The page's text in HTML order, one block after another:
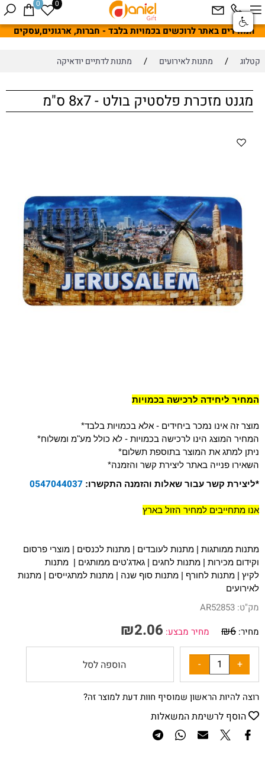
המחירים באתר לרוכשים בכמויות בלבד - חברות, ארגונים,עסקים
0 0
קטלוג / מתנות לאירועים / מתנות לדתיים יודאיקה
מגנט מזכרת פלסטיק בולט - 8x7 ס"מ
המחיר ליחידה לרכישה בכמויות
*מוצר זה אינו נמכר ביחידים - אלא בכמויות בלבד
*המחיר המוצג הינו לרכישה בכמויות - לא כולל מע"מ ומשלוח
*ניתן למתג את המוצר בתוספת תשלום
*השאירו פנייה באתר ליצירת קשר והזמנה
*ליצירת קשר עבור שאלות והזמנה התקשרו: 0547044037
אנו מתחייבים למחיר הזול בארץ
מתנות ממותגות | מתנות לעובדים | מתנות לכנסים | מוצרי פרסום
וקידום מכירות | מתנות לחגים | גאדג'טים ממותגים | מתנות
לקיץ | מתנות לחורף | מתנות סוף שנה | מתנות למתגייסים | מתנות
לאירועים
מק"ט: AR52853
מחיר:
₪6 מחיר מבצע: ₪2.06
הוספה לסל
רוצה להיות הראשון שמוסיף חוות דעת למוצר זה?
הוסף לרשימת המשאלות